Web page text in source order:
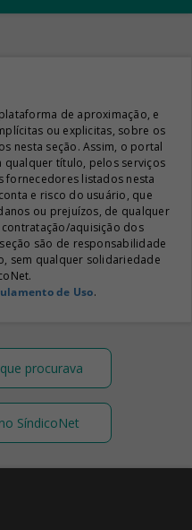
de aproximação, e
ou explicitas, sobre os
nesta seção. Assim, o portal
qualquer título, pelos serviços
listados nesta
e risco do usuário, que
ou prejuízos, de qualquer
aquisição dos
são de responsabilidade
sem qualquer solidariedade
de Uso.
procurava
SíndicoNet